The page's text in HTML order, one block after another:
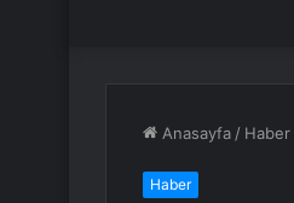
Anasayfa / Haber
Haber